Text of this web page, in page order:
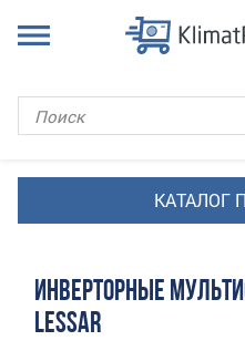
ИНВЕРТОРНЫЕ
LESSAR